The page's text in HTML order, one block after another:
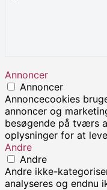
Annoncer
Annoncer
Annoncecookies
annoncer og
besøgende på tværs
oplysninger for at
Andre
Andre
Andre ikke-
analyseres og endnu